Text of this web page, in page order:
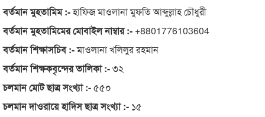
বর্তমান মুহতামিম :-হাফিজ মাওলানা মুফতি আব্দুল্লাহ চৌধুরী
বর্তমান মুহতামিমের মোবাইল নাম্বার :- +8801776103604
বর্তমান শিক্ষাসচিব :-মাওলানা খলিলুর রহমান
বর্তমান শিক্ষকবৃন্দের তালিকা :-৩২
চলমান মোট ছাত্র সংখ্যা :-৫৫০
চলমান দাওরায়ে হাদিস ছাত্র সংখ্যা :- ১৫